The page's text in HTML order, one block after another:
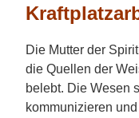
Die Mutter der
die Quellen der
belebt. Die Wesen
kommunizieren